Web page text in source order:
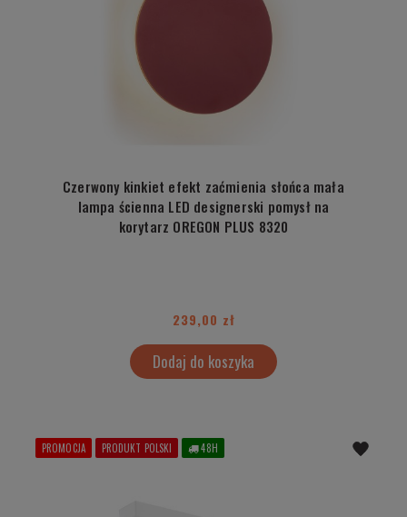
Czerwony kinkiet efekt zaćmienia słońca mała
lampa ścienna LED designerski pomysł na
korytarz OREGON PLUS 8320
239,00 zł
Dodaj do koszyka
PROMOCJA PRODUKT POLSKI 48H